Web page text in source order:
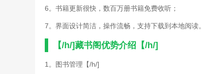
6。书籍更新很快，数百万册书籍免费收听；
7。界面设计简洁，操作流畅，支持下载到本地阅读。
【/h/]藏书阁优势介绍【/h/]
1。图书管理【/h/]